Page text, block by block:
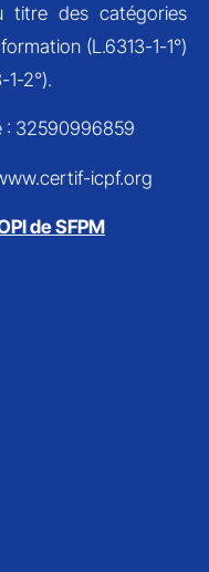
titre des catégories
(L.6313-1-1°)
1-2°).
: 32590996859
icpf.org
de SFPM